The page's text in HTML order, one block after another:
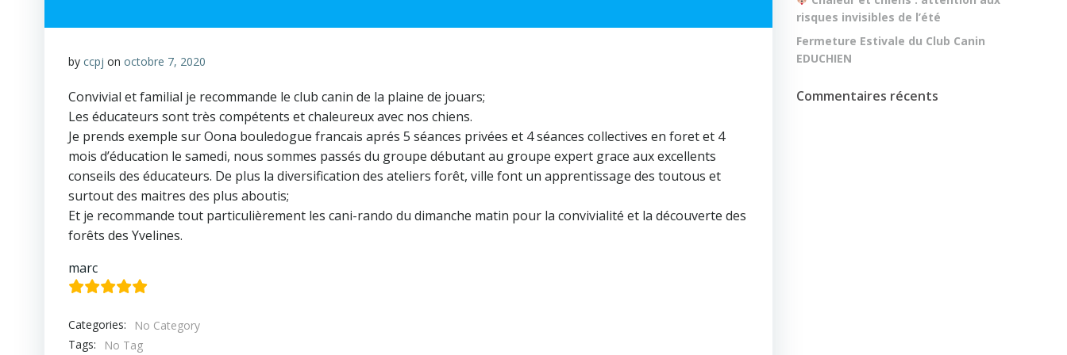
by ccpj on octobre 7, 2020
Convivial et familial je recommande le club canin de la plaine de jouars;
Les éducateurs sont très compétents et chaleureux avec nos chiens.
Je prends exemple sur Oona bouledogue francais aprés 5 séances privées et 4 séances collectives en foret et 4
mois d’éducation le samedi, nous sommes passés du groupe débutant au groupe expert grace aux excellents
conseils des éducateurs. De plus la diversification des ateliers forêt, ville font un apprentissage des toutous et
surtout des maitres des plus aboutis;
Et je recommande tout particulièrement les cani-rando du dimanche matin pour la convivialité et la découverte des
forêts des Yvelines.
marc
Categories:
No Category
Tags:
No Tag
risques invisibles de l’été
Fermeture Estivale du Club Canin
EDUCHIEN
Commentaires récents